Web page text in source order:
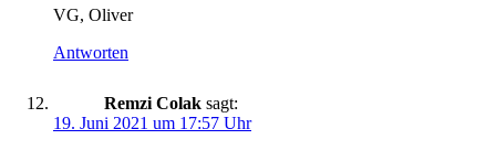
VG, Oliver
Antworten
Remzi Colak sagt:
19. Juni 2021 um 17:57 Uhr